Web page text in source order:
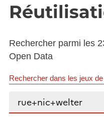
Rechercher parmi les
Open Data
Rechercher dans les jeux
Rechercher...